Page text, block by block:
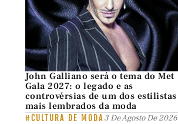
John Galliano será o tema do Met
Gala 2027: o legado e as
controvérsias de um dos estilistas
mais lembrados da moda
#CULTURA DE MODA3 De Agosto De 2026